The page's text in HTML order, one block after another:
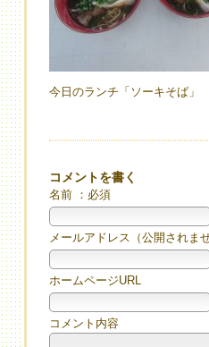
今日のランチ「ソーキそば」
コメントを書く
名前 ：必須
メールアドレス（公開されま
ホームページURL
コメント内容